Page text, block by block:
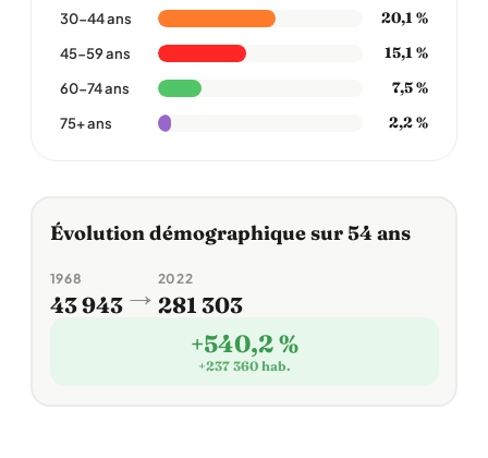
30-44 ans 20,1 %
45-59 ans 15,1 %
60-74 ans 7,5 %
75+ ans 2,2 %
Évolution démographique sur 54 ans
1968
43 943→ 2022
281 303
+540,2 %
+237 360 hab.